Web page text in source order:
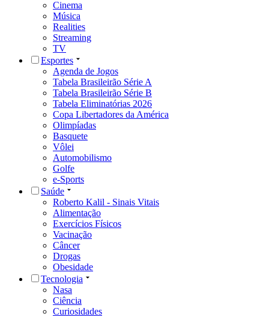
Cinema
Música
Realities
Streaming
TV
Esportes
Agenda de Jogos
Tabela Brasileirão Série A
Tabela Brasileirão Série B
Tabela Eliminatórias 2026
Copa Libertadores da América
Olimpíadas
Basquete
Vôlei
Automobilismo
Golfe
e-Sports
Saúde
Roberto Kalil - Sinais Vitais
Alimentação
Exercícios Físicos
Vacinação
Câncer
Drogas
Obesidade
Tecnologia
Nasa
Ciência
Curiosidades